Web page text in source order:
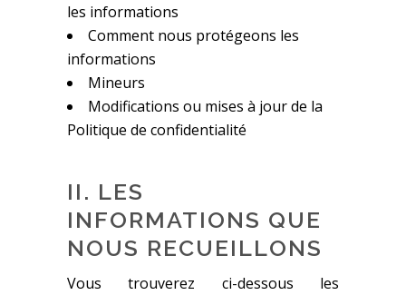
les informations
Comment nous protégeons les
informations
Mineurs
Modifications ou mises à jour de la
Politique de confidentialité
II. LES
INFORMATIONS QUE
NOUS RECUEILLONS
Vous trouverez ci-dessous les